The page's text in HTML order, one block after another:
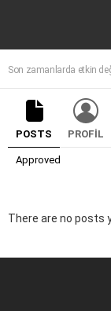
Son zamanlarda etkin
POSTS PROFIL
Approved
There are no posts